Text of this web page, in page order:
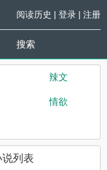
阅读历史 | 登录| 注册
搜索
辣文
情欲
列表